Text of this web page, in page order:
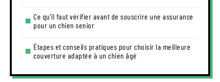
Ce qu’il faut vérifier avant de souscrire une assurance
pour un chien senior
Étapes et conseils pratiques pour choisir la meilleure
couverture adaptée à un chien âgé